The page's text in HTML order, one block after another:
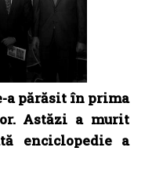
a părăsit în prima
Astăzi a murit
enciclopedie a